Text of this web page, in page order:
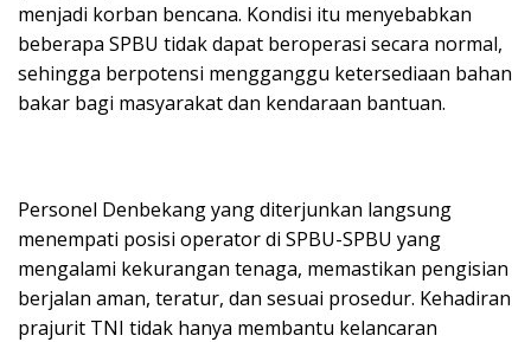
menjadi korban bencana. Kondisi itu menyebabkan
beberapa SPBU tidak dapat beroperasi secara normal,
sehingga berpotensi mengganggu ketersediaan bahan
bakar bagi masyarakat dan kendaraan bantuan.
Personel Denbekang yang diterjunkan langsung
menempati posisi operator di SPBU-SPBU yang
mengalami kekurangan tenaga, memastikan pengisian
berjalan aman, teratur, dan sesuai prosedur. Kehadiran
prajurit TNI tidak hanya membantu kelancaran